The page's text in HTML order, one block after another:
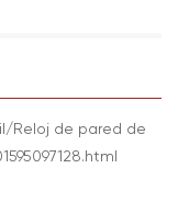
Reloj de pared de